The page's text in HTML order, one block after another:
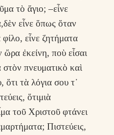
τὸ ἅγιο; –εἶνε
εἶνε ὅπως ὅταν
εἶνε ζητήματα
ὥρα ἐκείνη, ποὺ εἶσαι
πνευματικὸ καὶ
ὅτι τὰ λόγια σου τ᾽
ὅτιμιὰ
τοῦ Χριστοῦ φτάνει
Πιστεύεις,